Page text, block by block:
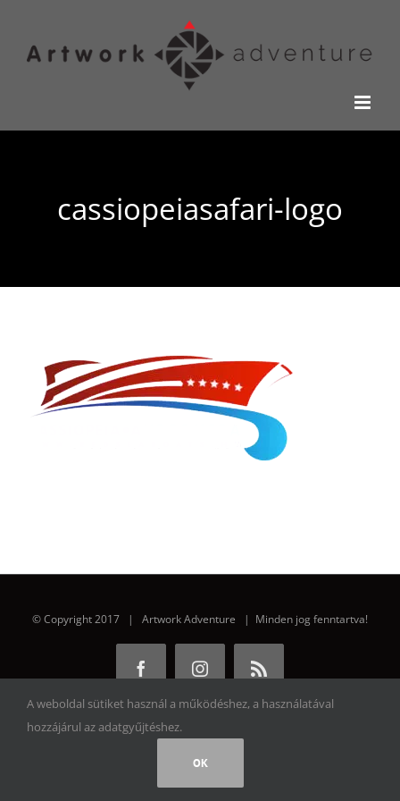
cassiopeiasafari-logo
© Copyright 2017 | Artwork Adventure | Minden jog fenntartva!
FacebookInstagramRss
A weboldal sütiket használ a működéshez, a használatával
hozzájárul az adatgyűjtéshez.
OK